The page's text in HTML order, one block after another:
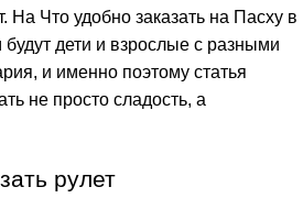
На Что удобно заказать на Пасху в
дети и взрослые с разными
и именно поэтому статья
не просто сладость, а
рулет